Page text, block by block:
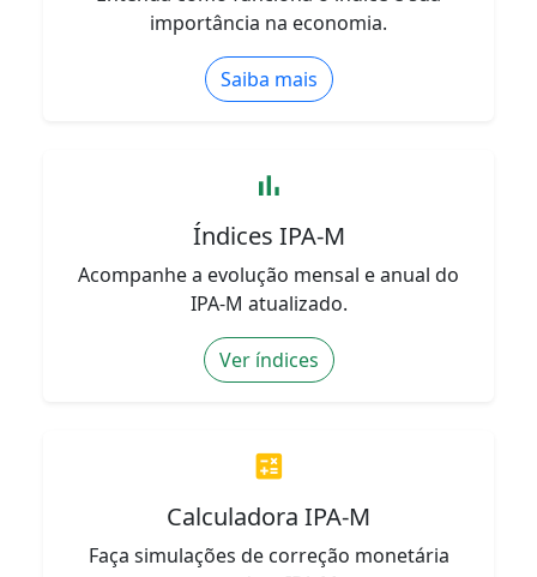
importância na economia.
Saiba mais
bar_chart
Índices IPA-M
Acompanhe a evolução mensal e anual do
IPA-M atualizado.
Ver índices
calculate
Calculadora IPA-M
Faça simulações de correção monetária